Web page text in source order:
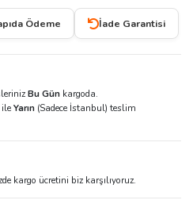
Ödeme İade Garantisi
Bu Gün kargoda.
Yarın (Sadece İstanbul) teslim
kargo ücretini biz karşılıyoruz.